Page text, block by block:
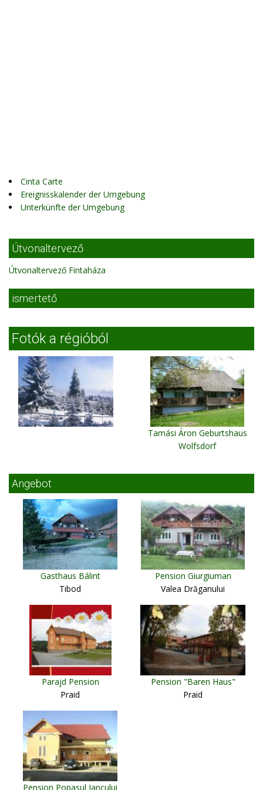
Cinta Carte
Ereignisskalender der Umgebung
Unterkünfte der Umgebung
Útvonaltervező
Útvonaltervező Fintaháza
ismertető
Fotók a régióból
Tamási Áron Geburtshaus
Wolfsdorf
Angebot
Gasthaus Bálint
Tibod
Pension Giurgiuman
Valea Drăganului
Parajd Pension
Praid
Pension "Baren Haus"
Praid
Pension Popasul Iancului